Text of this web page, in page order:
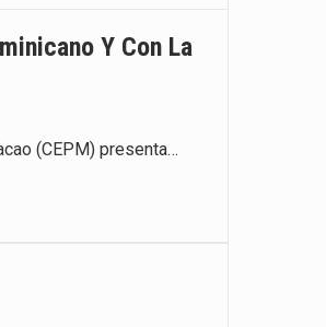
Y Con La
(CEPM) presenta…